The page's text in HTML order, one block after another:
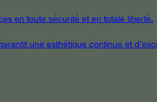
en toute sécurité et en totale liberté.
une esthétique continue et